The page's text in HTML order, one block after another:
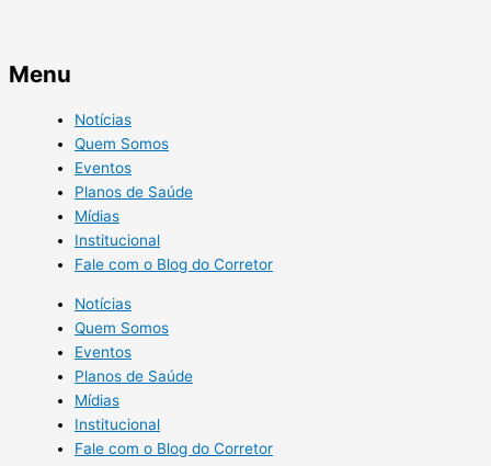
Menu
Notícias
Quem Somos
Eventos
Planos de Saúde
Mídias
Institucional
Fale com o Blog do Corretor
Notícias
Quem Somos
Eventos
Planos de Saúde
Mídias
Institucional
Fale com o Blog do Corretor